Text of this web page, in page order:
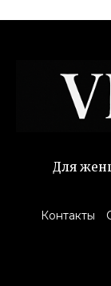
Для
Контакты